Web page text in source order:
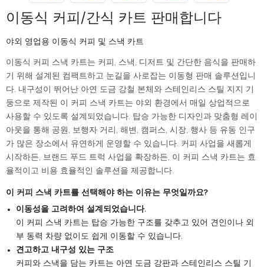
이동식 커피/간식 카트 판매합니다
야외 영업용 이동식 커피 및 스낵 카트
이동식 커피 스낵 카트는 커피, 스낵, 디저트 및 간단한 음식을 판매하
기 위해 설계된 컴팩트하고 눈길을 사로잡는 이동형 판매 솔루션입니
다. 내구성이 뛰어난 아연 도금 강철 본체와 스테인리스 스틸 지지 기
둥으로 제작된 이 커피 스낵 카트는 야외 환경에서 매일 상업적으로
사용할 수 있도록 설계되었습니다. 탑승 가능한 디자인과 맞춤형 레이
아웃을 통해 공원, 보행자 거리, 해변, 캠퍼스, 시장, 행사 등 유동 인구
가 많은 장소에서 유연하게 운영할 수 있습니다. 커피 사업을 새롭게
시작하든, 브랜드 푸드 트럭 사업을 확장하든, 이 커피 스낵 카트는 효
율적이고 비용 효율적인 솔루션을 제공합니다.
이 커피 스낵 카트를 선택해야 하는 이유는 무엇일까요?
이동성을 고려하여 설계되었습니다.
이 커피 스낵 카트는 탑승 가능한 구조를 갖추고 있어 견인이나 외
부 동력 차량 없이도 쉽게 이동할 수 있습니다.
견고하고 내구성 있는 구조
커피와 스낵을 담는 카트는 아연 도금 강판과 스테인리스 스틸 기